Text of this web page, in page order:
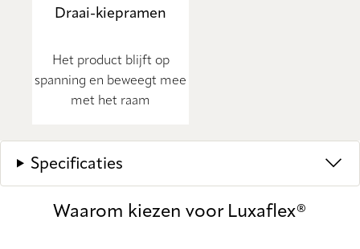
Draai-kiepramen
Het product blijft op
spanning en beweegt mee
met het raam
Specificaties
Waarom kiezen voor Luxaflex®